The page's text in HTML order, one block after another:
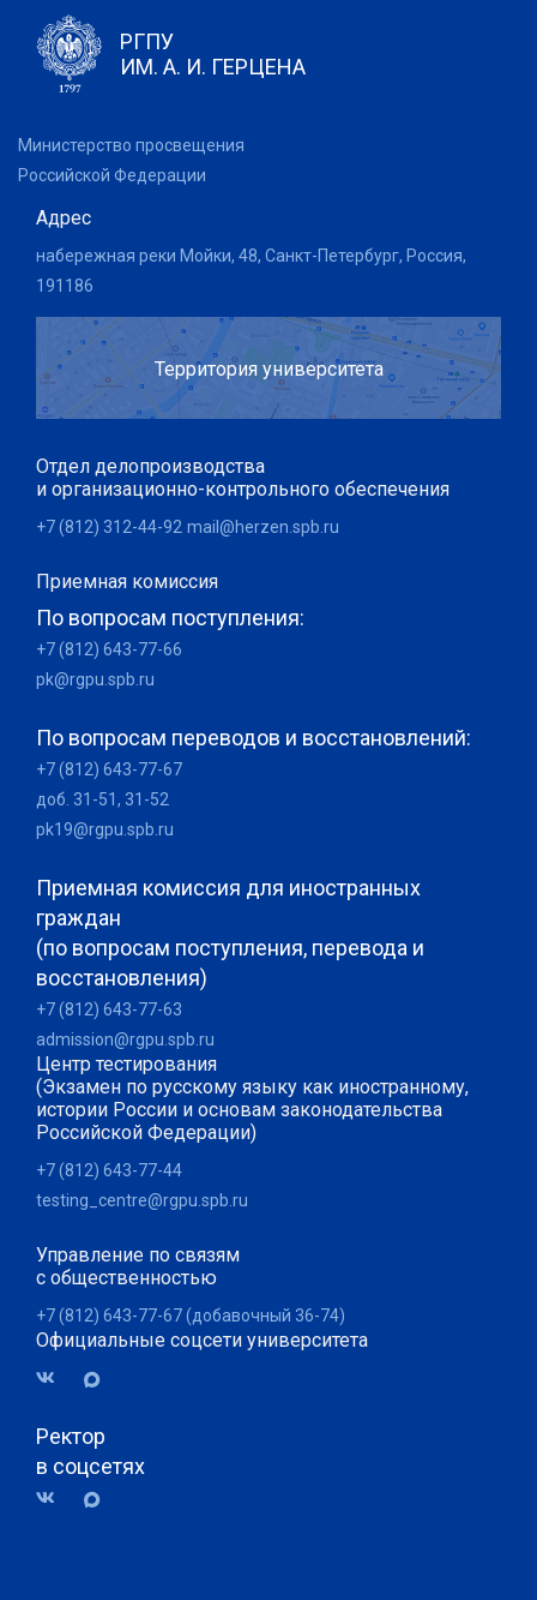
РГПУ
ИМ. А. И. ГЕРЦЕНА
Министерство просвещения
Российской Федерации
Адрес
набережная реки Мойки, 48, Санкт-Петербург, Россия,
191186
Территория университета
Отдел делопроизводства
и организационно-контрольного обеспечения
+7 (812) 312-44-92 mail@herzen.spb.ru
Приемная комиссия
По вопросам поступления:
+7 (812) 643-77-66
pk@rgpu.spb.ru
По вопросам переводов и восстановлений:
+7 (812) 643-77-67
доб. 31-51, 31-52
pk19@rgpu.spb.ru
Приемная комиссия для иностранных
граждан
(по вопросам поступления, перевода и
восстановления)
+7 (812) 643-77-63
admission@rgpu.spb.ru
Центр тестирования
(Экзамен по русскому языку как иностранному,
истории России и основам законодательства
Российской Федерации)
+7 (812) 643-77-44
testing_centre@rgpu.spb.ru
Управление по связям
с общественностью
+7 (812) 643-77-67 (добавочный 36-74)
Официальные соцсети университета
Ректор
в соцсетях